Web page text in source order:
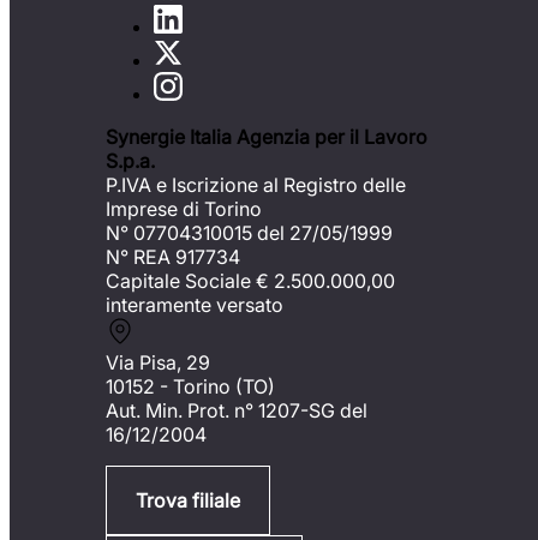
Synergie Italia Agenzia per il Lavoro
S.p.a.
P.IVA e Iscrizione al Registro delle
Imprese di Torino
N° 07704310015 del 27/05/1999
N° REA 917734
Capitale Sociale € 2.500.000,00
interamente versato
Via Pisa, 29
10152 - Torino (TO)
Aut. Min. Prot. n° 1207-SG del
16/12/2004
Trova filiale